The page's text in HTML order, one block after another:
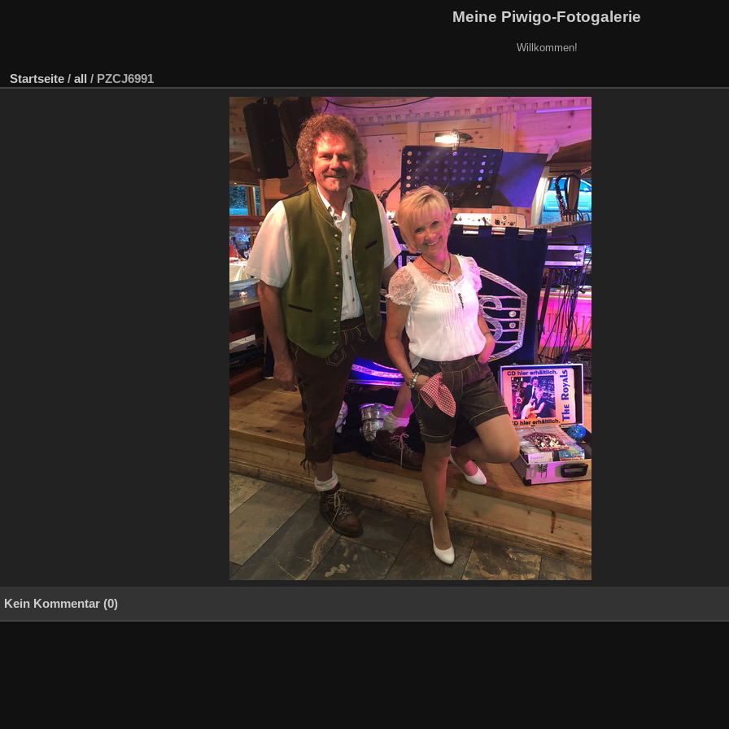
Meine Piwigo-Fotogalerie
Willkommen!
Startseite / all / PZCJ6991
Kein Kommentar (0)